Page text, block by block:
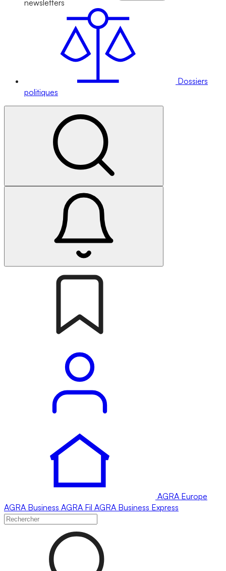
newsletters
Dossiers
politiques
AGRA Europe
AGRA Business AGRA Fil AGRA Business Express